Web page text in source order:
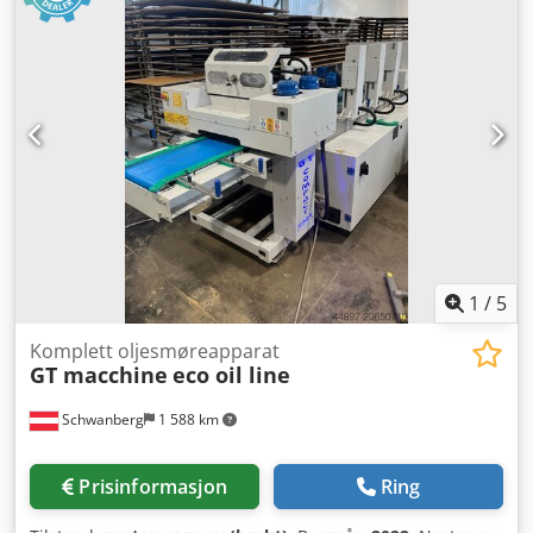
words, this line was only sporadically in operation from
2019 to 2022. In 2023, our company was downsized and
the line has since been stored and is immediately
available, hence it is in almost brand new condition!
However, as we no longer have use for the line, it is now
for sale. The original price of this line was approx. €87,000
in 2019. The current selling price is negotiable. The
surface processing line can be inspected by appointment.
If needed, we can also offer 10 drying rack trolleys for sale
with this system. (YouTube video is a sample video of a
similar system configuration!)
forskyvning 25 % - dobbel murstein, forskyvning 25 % -
trippel murstein, forskyvning 25 %
1 / 5
Schwanberg 1 588 km
Komplett oljesmøreapparat
GT macchine eco oil line
Prisinformasjon Ring